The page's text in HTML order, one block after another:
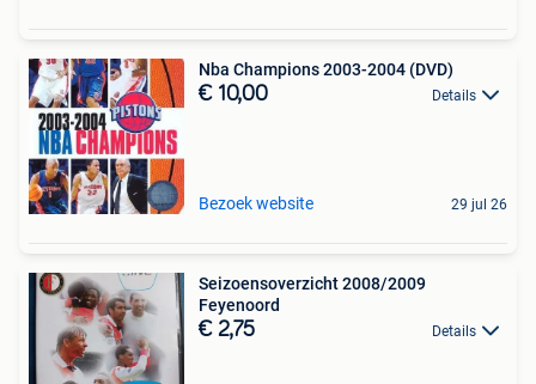
Nba Champions 2003-2004 (DVD)
€ 10,00 Details
Bezoek website 29 jul 26
Seizoensoverzicht 2008/2009
Feyenoord
€ 2,75 Details